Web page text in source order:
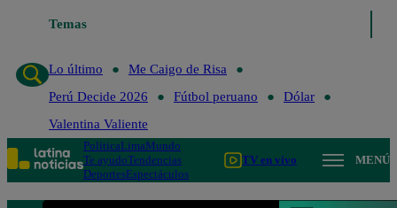
Temas
Lo último
Me Caigo de Risa
Perú Decide 2026
Fútbol peruano
Dólar
Valentina Valiente
PolíticaLimaMundo
Te ayudoTendencias
DeportesEspectáculos
TV en vivo MENÚ